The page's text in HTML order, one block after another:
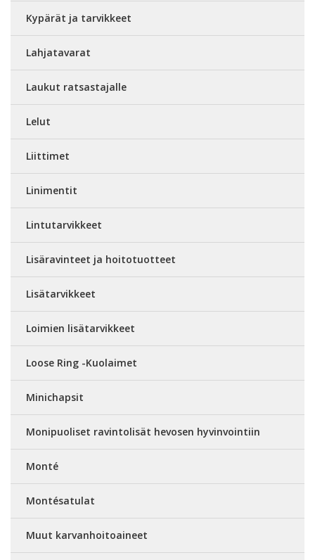
Kypärät ja tarvikkeet
Lahjatavarat
Laukut ratsastajalle
Lelut
Liittimet
Linimentit
Lintutarvikkeet
Lisäravinteet ja hoitotuotteet
Lisätarvikkeet
Loimien lisätarvikkeet
Loose Ring -Kuolaimet
Minichapsit
Monipuoliset ravintolisät hevosen hyvinvointiin
Monté
Montésatulat
Muut karvanhoitoaineet